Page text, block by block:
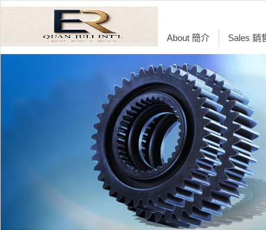
About 簡介 Sales 銷